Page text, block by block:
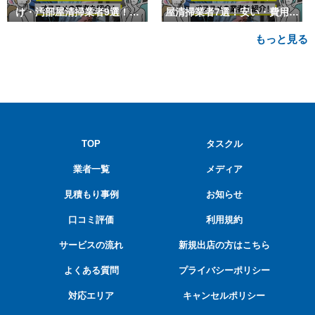
け・汚部屋清掃業者9選！安
屋清掃業者7選！安い・費用相
もっと見る
TOP
業者一覧
見積もり事例
口コミ評価
サービスの流れ
よくある質問
対応エリア
タスクル
メディア
お知らせ
利用規約
新規出店の方はこちら
プライバシーポリシー
キャンセルポリシー